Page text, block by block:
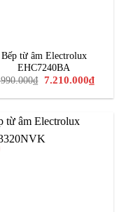
Bếp từ âm Electrolux
EHC7240BA
₫ Giá
là:
7.210.000₫Giá
hiện
tại